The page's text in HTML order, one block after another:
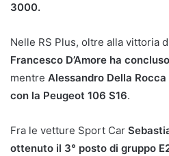
3000.
Nelle RS Plus, oltre alla vittoria
Francesco D’Amore ha
mentre Alessandro Della
con la Peugeot 106 S16.
Fra le vetture Sport Car
ottenuto il 3° posto di gruppo